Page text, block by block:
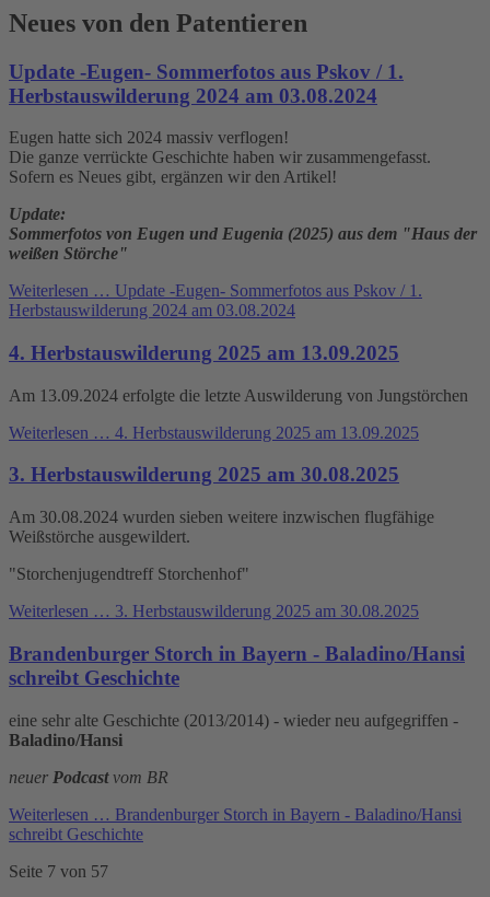
Neues von den Patentieren
Update -Eugen- Sommerfotos aus Pskov / 1.
Herbstauswilderung 2024 am 03.08.2024
Eugen hatte sich 2024 massiv verflogen!
Die ganze verrückte Geschichte haben wir zusammengefasst.
Sofern es Neues gibt, ergänzen wir den Artikel!
Update:
Sommerfotos von Eugen und Eugenia (2025) aus dem "Haus der
weißen Störche"
Weiterlesen … Update -Eugen- Sommerfotos aus Pskov / 1.
Herbstauswilderung 2024 am 03.08.2024
4. Herbstauswilderung 2025 am 13.09.2025
Am 13.09.2024 erfolgte die letzte Auswilderung von Jungstörchen
Weiterlesen … 4. Herbstauswilderung 2025 am 13.09.2025
3. Herbstauswilderung 2025 am 30.08.2025
Am 30.08.2024 wurden sieben weitere inzwischen flugfähige
Weißstörche ausgewildert.
"Storchenjugendtreff Storchenhof"
Weiterlesen … 3. Herbstauswilderung 2025 am 30.08.2025
Brandenburger Storch in Bayern - Baladino/Hansi
schreibt Geschichte
eine sehr alte Geschichte (2013/2014) - wieder neu aufgegriffen -
Baladino/Hansi
neuer Podcastvom BR
Weiterlesen … Brandenburger Storch in Bayern - Baladino/Hansi
schreibt Geschichte
Seite 7 von 57